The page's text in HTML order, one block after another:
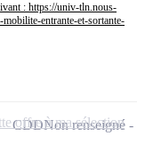
: https://univ-tln.nous-
entrante-et-sortante-
CDDNon renseigné
offre à ma sélection